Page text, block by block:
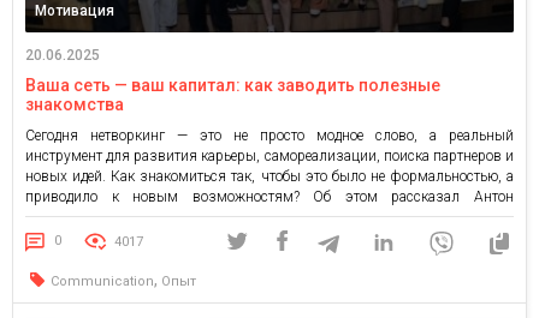
Мотивация
20.06.2025
Ваша сеть — ваш капитал: как заводить полезные
знакомства
Сегодня нетворкинг — это не просто модное слово, а реальный
инструмент для развития карьеры, самореализации, поиска партнеров и
новых идей. Как знакомиться так, чтобы это было не формальностью, а
приводило к новым возможностям? Об этом рассказал Антон
Ковалишин, Senior PR Manager в Raiffeisen Bank, во время встречи UK
comms club. Антон — настоящий мастер нетворкинга: […]
0 4017
Communication, Опыт